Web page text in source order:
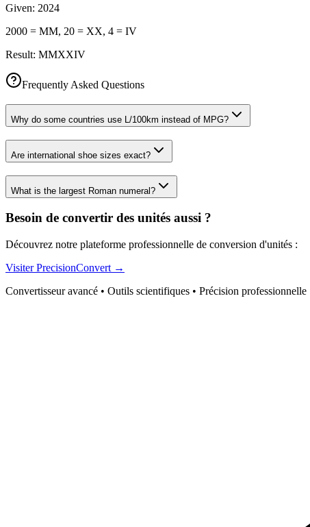
Given: 2024
2000 = MM, 20 = XX, 4 = IV
Result: MMXXIV
Frequently Asked Questions
Why do some countries use L/100km instead of MPG?
Are international shoe sizes exact?
What is the largest Roman numeral?
Besoin de convertir des unités aussi ?
Découvrez notre plateforme professionnelle de conversion d'unités :
Visiter PrecisionConvert →
Convertisseur avancé • Outils scientifiques • Précision professionnelle